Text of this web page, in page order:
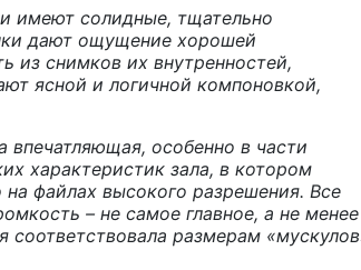
имеют солидные, тщательно
дают ощущение хорошей
из снимков их внутренностей,
ясной и логичной компоновкой,
впечатляющая, особенно в части
характеристик зала, в котором
файлах высокого разрешения. Все
– не самое главное, а не менее
соответствовала размерам